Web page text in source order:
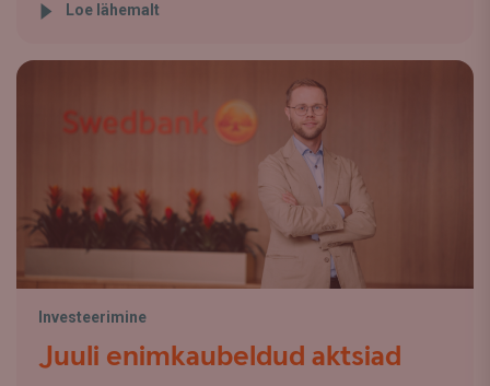
Loe lähemalt
Investeerimine
Juuli enimkaubeldud aktsiad